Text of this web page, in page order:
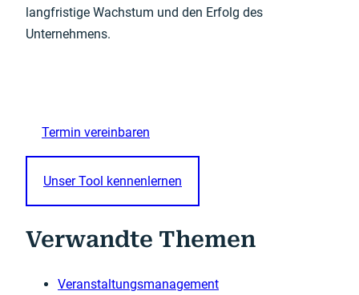
langfristige Wachstum und den Erfolg des
Unternehmens.
Termin vereinbaren
Unser Tool kennenlernen
Verwandte Themen
Veranstaltungsmanagement